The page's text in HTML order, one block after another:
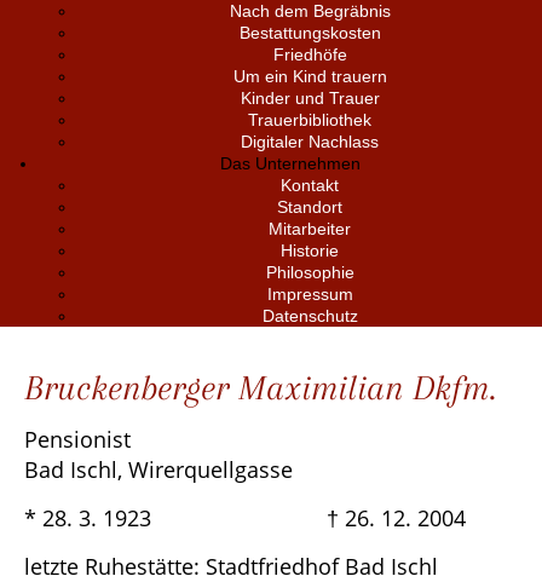
Nach dem Begräbnis
Bestattungskosten
Friedhöfe
Um ein Kind trauern
Kinder und Trauer
Trauerbibliothek
Digitaler Nachlass
Das Unternehmen
Kontakt
Standort
Mitarbeiter
Historie
Philosophie
Impressum
Datenschutz
Bruckenberger Maximilian Dkfm.
Pensionist
Bad Ischl, Wirerquellgasse
* 28. 3. 1923 † 26. 12. 2004
letzte Ruhestätte: Stadtfriedhof Bad Ischl